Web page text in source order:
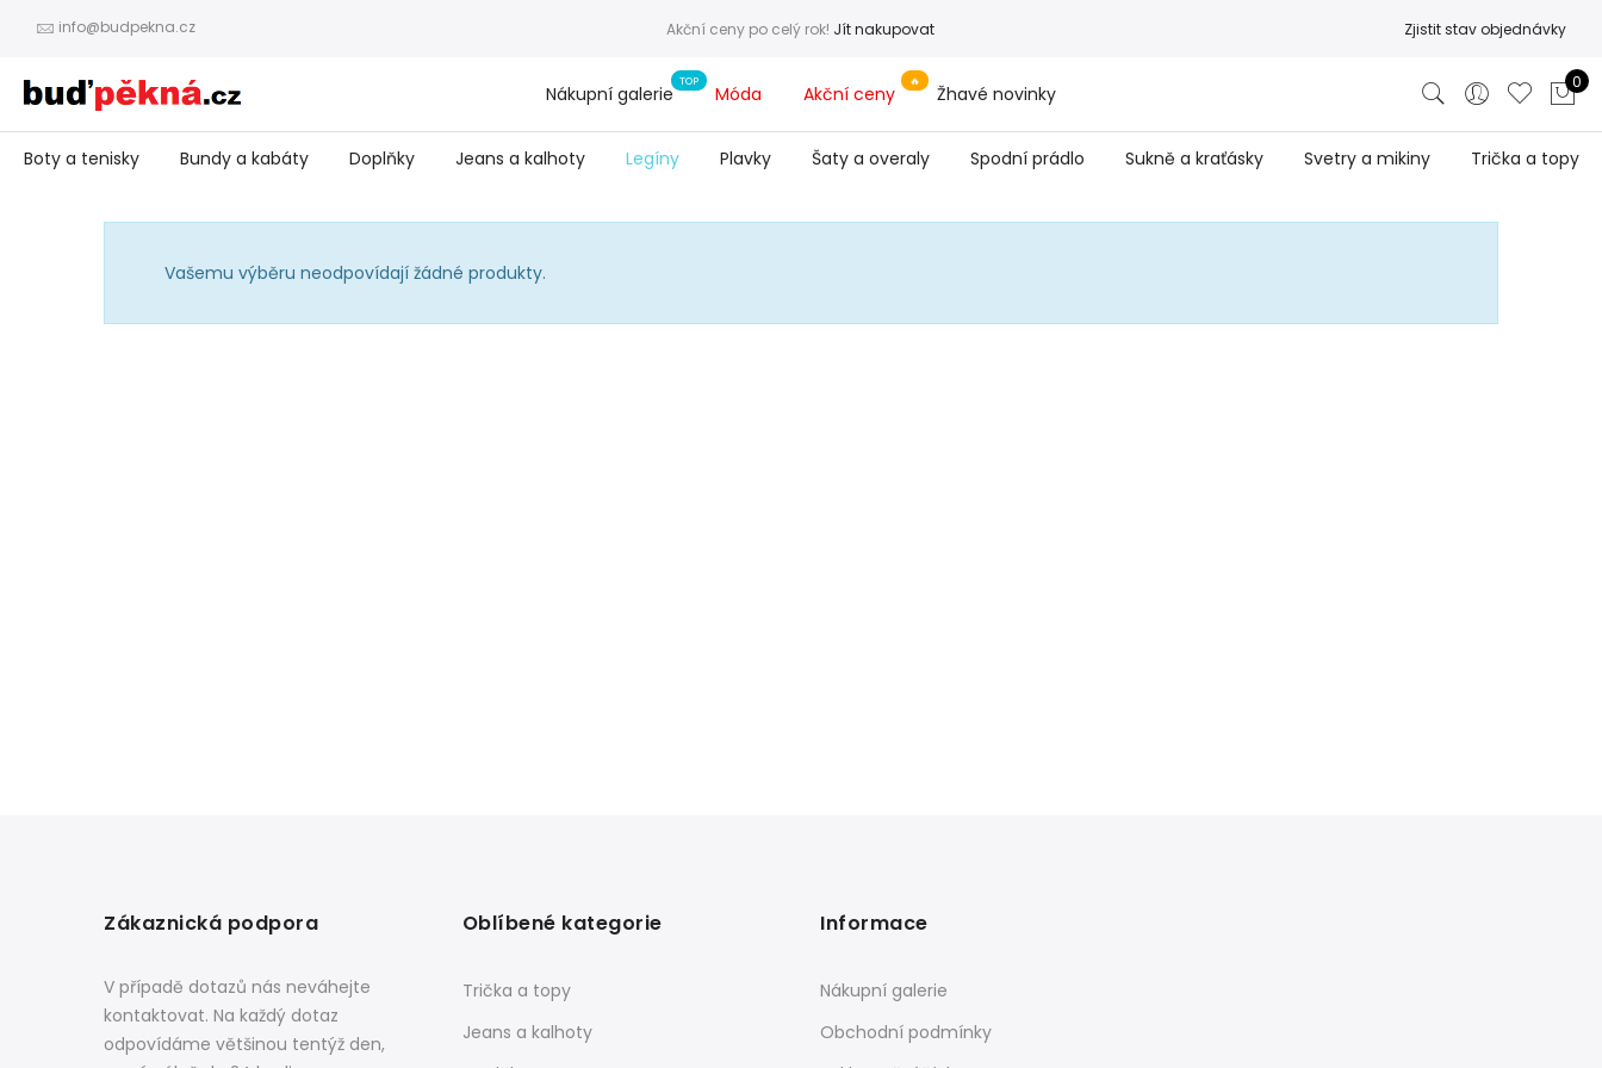
info@budpekna.cz Akční ceny po celý rok! Jít nakupovat Zjistit stav objednávky
Nákupní galerie Móda Akční ceny Žhavé novinky
0
Boty a tenisky Bundy a kabáty Doplňky Jeans a kalhoty Legíny Plavky Šaty a overaly Spodní prádlo Sukně a kraťásky Svetry a mikiny Trička a topy
Vašemu výběru neodpovídají žádné produkty.
Zákaznická podpora
V případě dotazů nás neváhejte
kontaktovat. Na každý dotaz
odpovídáme většinou tentýž den,
Oblíbené kategorie
Trička a topy
Jeans a kalhoty
Informace
Nákupní galerie
Obchodní podmínky